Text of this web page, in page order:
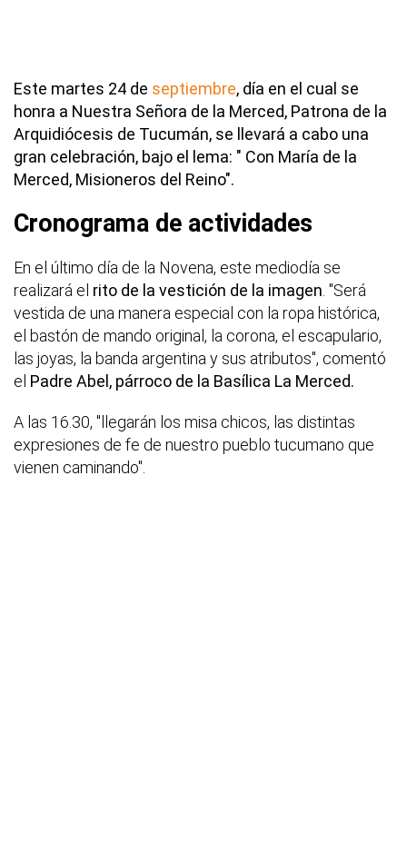
Este martes 24 de septiembre, día en el cual se
honra a Nuestra Señora de la Merced, Patrona de la
Arquidiócesis de Tucumán, se llevará a cabo una
gran celebración, bajo el lema: " Con María de la
Merced, Misioneros del Reino".
Cronograma de actividades
En el último día de la Novena, este mediodía se
realizará el rito de la vestición de la imagen . "Será
vestida de una manera especial con la ropa histórica,
el bastón de mando original, la corona, el escapulario,
las joyas, la banda argentina y sus atributos", comentó
el Padre Abel, párroco de la Basílica La Merced.
A las 16.30, "llegarán los misa chicos, las distintas
expresiones de fe de nuestro pueblo tucumano que
vienen caminando".